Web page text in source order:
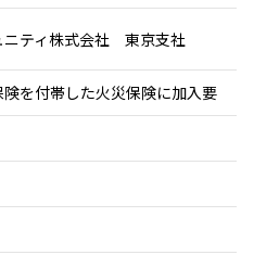
ニティ株式会社 東京支社
を付帯した火災保険に加入要